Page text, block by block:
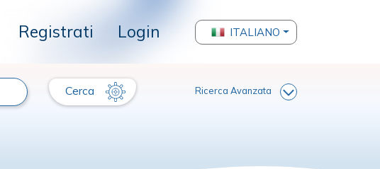
Registrati Login ITALIANO
Cerca Ricerca Avanzata